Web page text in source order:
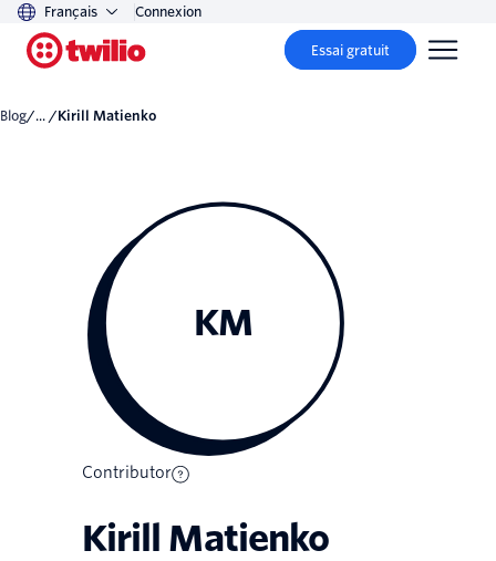
Français Connexion
Essai gratuit
Blog/... / Kirill Matienko
KM
Contributor
Kirill Matienko